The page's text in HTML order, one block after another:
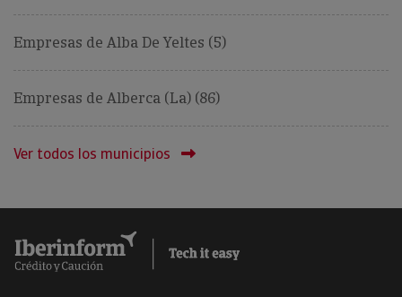
Empresas de Alba De Yeltes (5)
Empresas de Alberca (La) (86)
Ver todos los municipios